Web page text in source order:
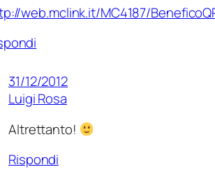
web.mclink.it/MC4187/
31/12/2012
Luigi Rosa
Altrettanto!
Rispondi